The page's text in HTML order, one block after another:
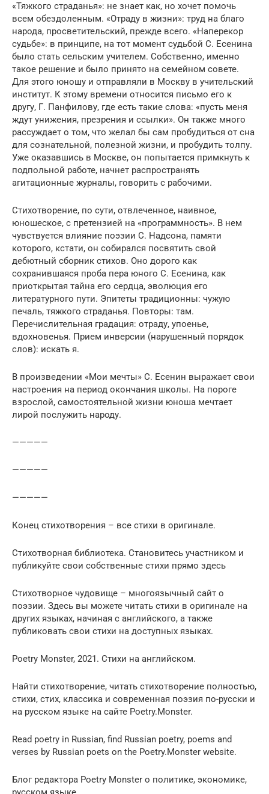
«Тяжкого страданья»: не знает как, но хочет помочь
всем обездоленным. «Отраду в жизни»: труд на благо
народа, просветительский, прежде всего. «Наперекор
судьбе»: в принципе, на тот момент судьбой С. Есенина
было стать сельским учителем. Собственно, именно
такое решение и было принято на семейном совете.
Для этого юношу и отправляли в Москву в учительский
институт. К этому времени относится письмо его к
другу, Г. Панфилову, где есть такие слова: «пусть меня
ждут унижения, презрения и ссылки». Он также много
рассуждает о том, что желал бы сам пробудиться от сна
для сознательной, полезной жизни, и пробудить толпу.
Уже оказавшись в Москве, он попытается примкнуть к
подпольной работе, начнет распространять
агитационные журналы, говорить с рабочими.
Стихотворение, по сути, отвлеченное, наивное,
юношеское, с претензией на «программность». В нем
чувствуется влияние поэзии С. Надсона, памяти
которого, кстати, он собирался посвятить свой
дебютный сборник стихов. Оно дорого как
сохранившаяся проба пера юного С. Есенина, как
приоткрытая тайна его сердца, эволюция его
литературного пути. Эпитеты традиционны: чужую
печаль, тяжкого страданья. Повторы: там.
Перечислительная градация: отраду, упоенье,
вдохновенья. Прием инверсии (нарушенный порядок
слов): искать я.
В произведении «Мои мечты» С. Есенин выражает свои
настроения на период окончания школы. На пороге
взрослой, самостоятельной жизни юноша мечтает
лирой послужить народу.
—————
—————
—————
Конец стихотворения – все стихи в оригинале.
Стихотворная библиотека. Становитесь участником и
публикуйте свои собственные стихи прямо здесь
Стихотворное чудовище – многоязычный сайт о
поэзии. Здесь вы можете читать стихи в оригинале на
других языках, начиная с английского, а также
публиковать свои стихи на доступных языках.
Poetry Monster, 2021. Стихи на английском.
Найти стихотворение, читать стихотворение полностью,
стихи, стих, классика и современная поэзия по-русски и
на русском языке на сайте Poetry.Monster.
Read poetry in Russian, find Russian poetry, poems and
verses by Russian poets on the Poetry.Monster website.
Блог редактора Poetry Monster о политике, экономике,